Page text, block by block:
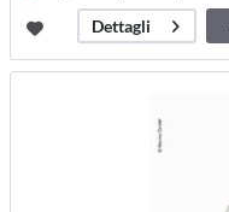
Dettagli